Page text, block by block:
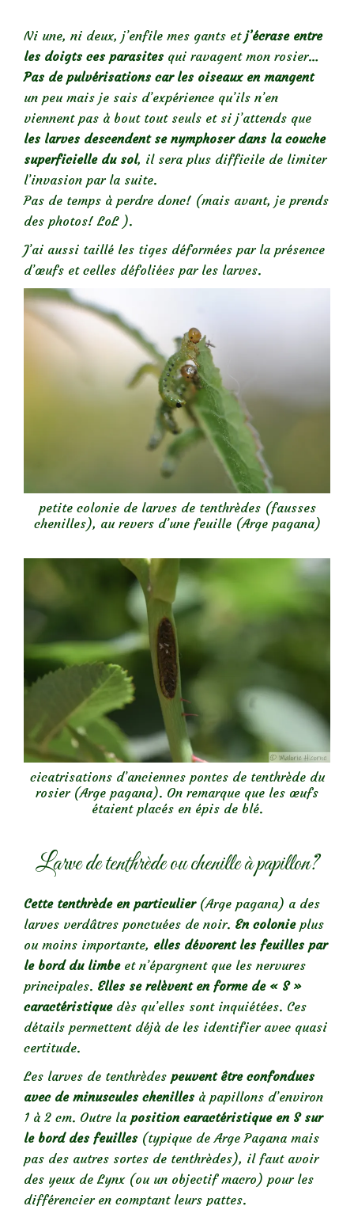
Ni une, ni deux, j’enfile mes gants et j’écrase entre
les doigts ces parasites qui ravagent mon rosier…
Pas de pulvérisations car les oiseaux en mangent
un peu mais je sais d’expérience qu’ils n’en
viennent pas à bout tout seuls et si j’attends que
les larves descendent se nymphoser dans la couche
superficielle du sol, il sera plus difficile de limiter
l’invasion par la suite.
Pas de temps à perdre donc! (mais avant, je prends
des photos! LoL ).
J’ai aussi taillé les tiges déformées par la présence
d’œufs et celles défoliées par les larves.
petite colonie de larves de tenthrèdes (fausses
chenilles), au revers d’une feuille (Arge pagana)
cicatrisations d’anciennes pontes de tenthrède du
rosier (Arge pagana). On remarque que les œufs
étaient placés en épis de blé.
Larve de tenthrède ou chenille à papillon?
Cette tenthrède en particulier(Arge pagana) a des
larves verdâtres ponctuées de noir. En colonieplus
ou moins importante, elles dévorent les feuilles par
le bord du limbeet n’épargnent que les nervures
principales. Elles se relèvent en forme de « S »
caractéristiquedès qu’elles sont inquiétées. Ces
détails permettent déjà de les identifier avec quasi
certitude.
Les larves de tenthrèdes peuvent être confondues
avec de minuscules chenilles à papillons d’environ
1 à 2 cm. Outre la position caractéristique en S sur
le bord des feuilles (typique de Arge Pagana mais
pas des autres sortes de tenthrèdes), il faut avoir
des yeux de Lynx (ou un objectif macro) pour les
différencier en comptant leurs pattes.